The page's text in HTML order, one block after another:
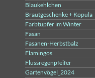
Blaukehlchen
Brautgeschenke + Kopula
Farbtupfer im Winter
Fasan
Fasanen-Herbstbalz
Flamingos
Flussregenpfeifer
Gartenvögel_2024